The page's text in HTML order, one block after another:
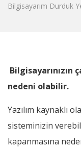
Bilgisayarım Durduk
Bilgisayarınızın
nedeni olabilir.
Yazılım kaynaklı
sisteminizin
kapanmasına